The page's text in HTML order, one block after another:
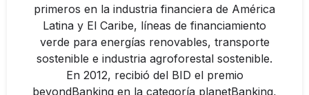
primeros en la industria financiera de América
Latina y El Caribe, líneas de financiamiento
verde para energías renovables, transporte
sostenible e industria agroforestal sostenible.
En 2012, recibió del BID el premio
beyondBanking en la categoría planetBanking,